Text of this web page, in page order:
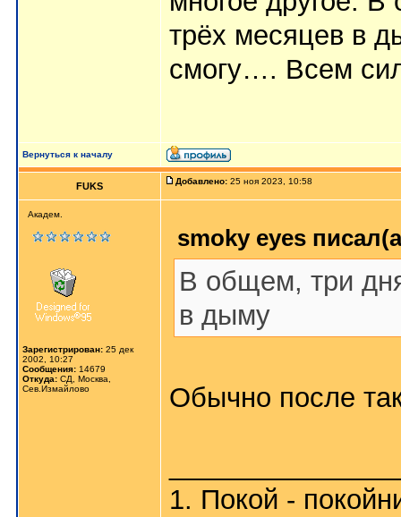
трёх месяцев в
смогу…. Всем
Вернуться к началу
FUKS Добавлено: 25 ноя 2023, 10:58
Академ.
Зарегистрирован: 25 дек
2002, 10:27
Сообщения: 14679
Откуда: СД, Москва,
Сев.Измайлово
smoky eyes
В общем, три
в дыму
Обычно после
1. Покой -